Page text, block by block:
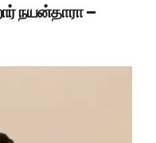
நயன்தாரா –